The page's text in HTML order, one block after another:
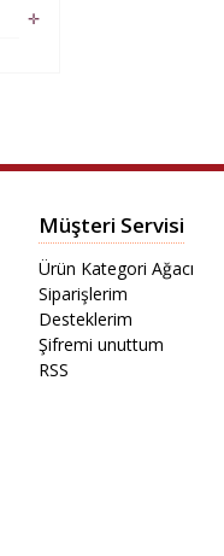
✛
Müşteri Servisi
Ürün Kategori Ağacı
Siparişlerim
Desteklerim
Şifremi unuttum
RSS